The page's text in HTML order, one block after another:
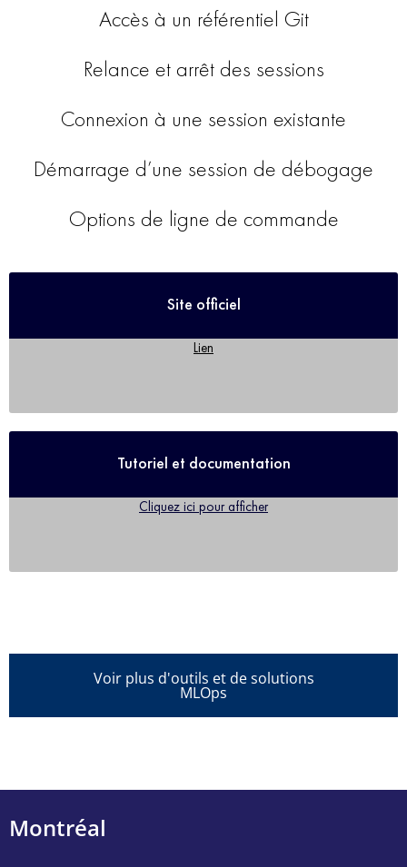
Accès à un référentiel Git
Relance et arrêt des sessions
Connexion à une session existante
Démarrage d’une session de débogage
Options de ligne de commande
Site officiel
Lien
Tutoriel et documentation
Cliquez ici pour afficher
Voir plus d'outils et de solutions
MLOps
Montréal